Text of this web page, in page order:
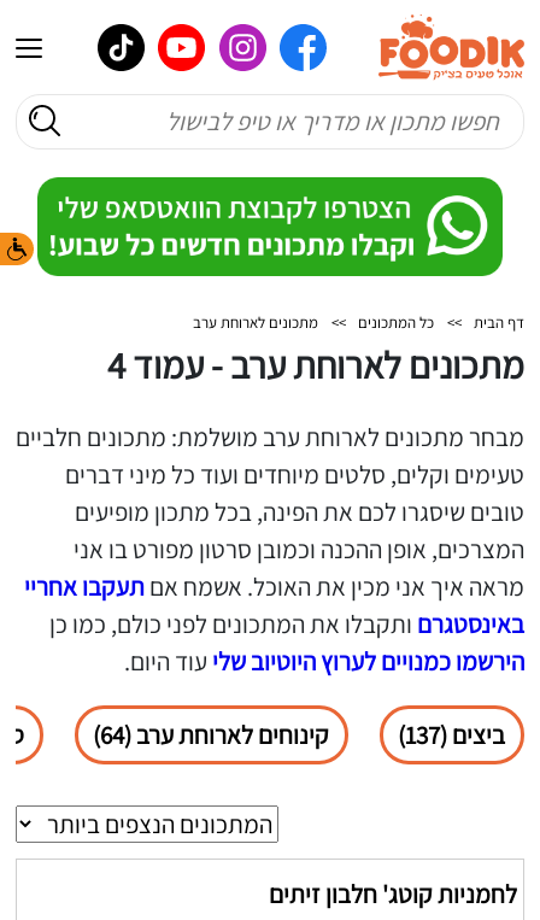
דף הבית >> כל המתכונים >> מתכונים לארוחת ערב
מתכונים לארוחת ערב - עמוד 4
מבחר מתכונים לארוחת ערב מושלמת: מתכונים חלביים
טעימים וקלים, סלטים מיוחדים ועוד כל מיני דברים
טובים שיסגרו לכם את הפינה, בכל מתכון מופיעים
המצרכים, אופן ההכנה וכמובן סרטון מפורט בו אני
מראה איך אני מכין את האוכל. אשמח אםתעקבו אחריי
באינסטגרם ותקבלו את המתכונים לפני כולם, כמו כן
הירשמו כמנויים לערוץ היוטיוב שלי עוד היום.
ביצים (137) קינוחים לארוחת ערב (64)
לחמניות קוטג' חלבון זיתים